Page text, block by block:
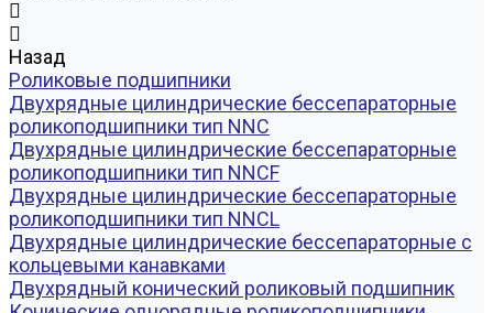
Назад
Роликовые подшипники
Двухрядные цилиндрические бессепараторные
роликоподшипники тип NNC
Двухрядные цилиндрические бессепараторные
роликоподшипники тип NNCF
Двухрядные цилиндрические бессепараторные
роликоподшипники тип NNCL
Двухрядные цилиндрические бессепараторные с
кольцевыми канавками
Двухрядный конический роликовый подшипник